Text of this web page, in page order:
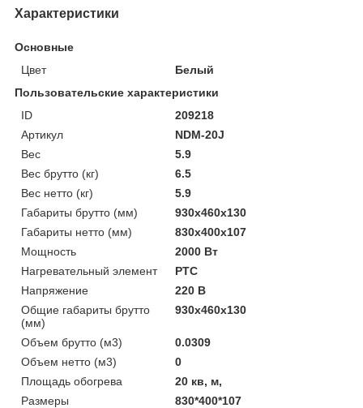
Характеристики
Основные
Цвет
Белый
Пользовательские характеристики
ID
209218
Артикул
NDM-20J
Вес
5.9
Вес брутто (кг)
6.5
Вес нетто (кг)
5.9
Габариты брутто (мм)
930x460x130
Габариты нетто (мм)
830x400x107
Мощность
2000 Вт
Нагревательный элемент
РТС
Напряжение
220 В
Общие габариты брутто
(мм)
930x460x130
Объем брутто (м3)
0.0309
Объем нетто (м3)
0
Площадь обогрева
20 кв, м,
Размеры
830*400*107